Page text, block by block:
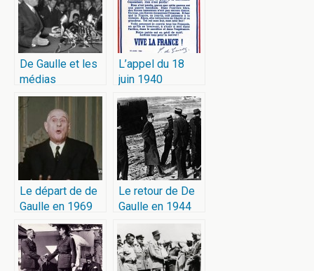
De Gaulle et les
médias
L’appel du 18
juin 1940
Le départ de de
Gaulle en 1969
Le retour de De
Gaulle en 1944